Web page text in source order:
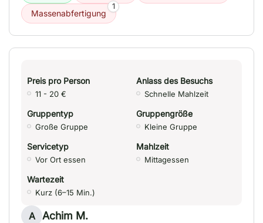
Massenabfertigung
1
Preis pro Person
11 - 20 €
Anlass des Besuchs
Schnelle Mahlzeit
Gruppentyp
Große Gruppe
Gruppengröße
Kleine Gruppe
Servicetyp
Vor Ort essen
Mahlzeit
Mittagessen
Wartezeit
Kurz (6–15 Min.)
A Achim M.